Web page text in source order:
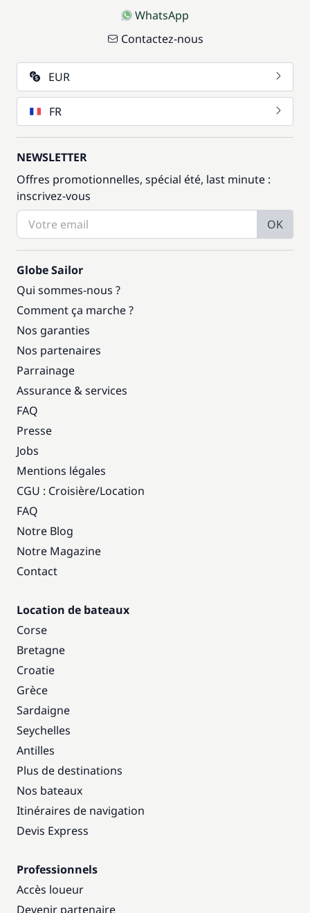
WhatsApp
Contactez-nous
EUR
FR
NEWSLETTER
Offres promotionnelles, spécial été, last minute :
inscrivez-vous
OK
Globe Sailor
Qui sommes-nous ?
Comment ça marche ?
Nos garanties
Nos partenaires
Parrainage
Assurance & services
FAQ
Presse
Jobs
Mentions légales
CGU : Croisière/Location
FAQ
Notre Blog
Notre Magazine
Contact
Location de bateaux
Corse
Bretagne
Croatie
Grèce
Sardaigne
Seychelles
Antilles
Plus de destinations
Nos bateaux
Itinéraires de navigation
Devis Express
Professionnels
Accès loueur
Devenir partenaire